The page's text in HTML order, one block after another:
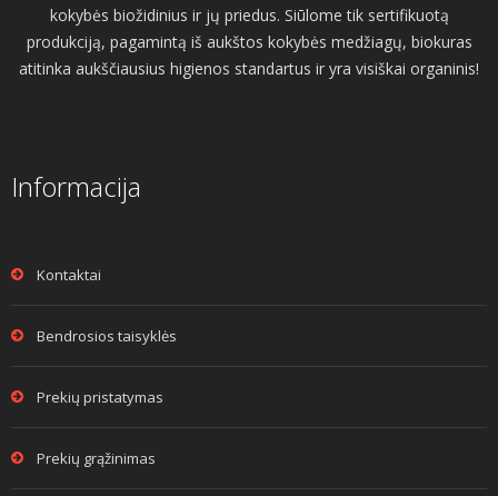
kokybės biožidinius ir jų priedus. Siūlome tik sertifikuotą
produkciją, pagamintą iš aukštos kokybės medžiagų, biokuras
atitinka aukščiausius higienos standartus ir yra visiškai organinis!
Informacija
Kontaktai
Bendrosios taisyklės
Prekių pristatymas
Prekių grąžinimas